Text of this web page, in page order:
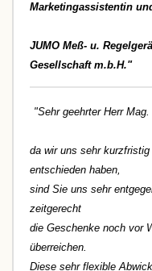
Marketingassistentin
JUMO Meß- u.
Gesellschaft m.b.H."
"Sehr geehrter Herr
da wir uns sehr
entschieden haben,
sind Sie uns sehr
zeitgerecht
die Geschenke noch vor
überreichen.
Diese sehr flexible